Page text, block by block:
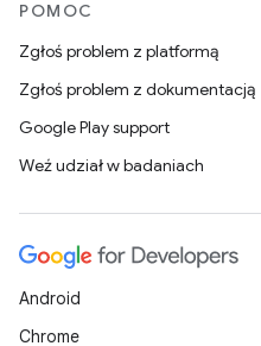
POMOC
Zgłoś problem z platformą
Zgłoś problem z dokumentacją
Google Play support
Weź udział w badaniach
Android
Chrome